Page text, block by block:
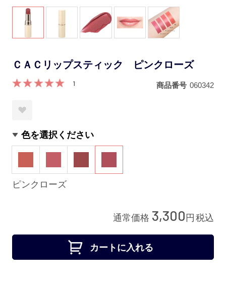
ＣＡＣリップスティック ピンクローズ
1 商品番号 060342
色を選択ください
ピンクローズ
通常価格 3,300 円 税込
カートに入れる